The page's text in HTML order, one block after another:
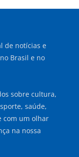
de notícias e
Brasil e no
sobre cultura,
saúde,
com um olhar
na nossa